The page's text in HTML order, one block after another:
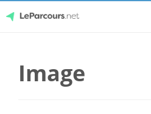
contentImage